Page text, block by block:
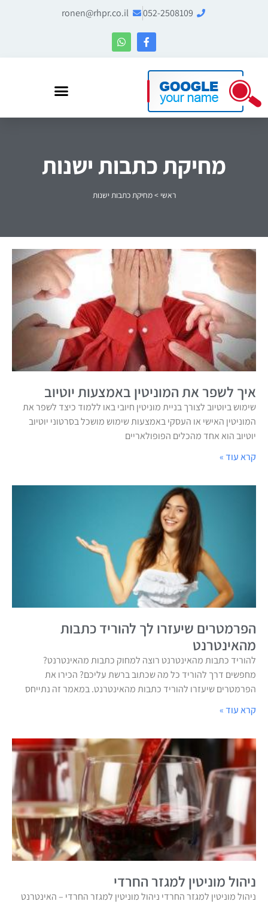
052-2508109
ronen@rhpr.co.il
מחיקת כתבות ישנות
ראשי >מחיקת כתבות ישנות
איך לשפר את המוניטין באמצעות יוטיוב
שימוש ביוטיוב לצורך בניית מוניטין חיובי באו ללמוד כיצד לשפר את
המוניטין האישי או העסקי באמצעות שימוש מושכל בסרטוני יוטיוב
יוטיוב הוא אחד מהכלים הפופולאריים
קרא עוד »
הפרמטרים שיעזרו לך להוריד כתבות
מהאינטרנט
להוריד כתבות מהאינטרנט רוצה למחוק כתבות מהאינטרנט?
מחפשים דרך להוריד כל מה שכתוב ברשת עליכם? הכירו את
הפרמטרים שיעזרו להוריד כתבות מהאינטרנט. במאמר זה נתייחס
קרא עוד »
ניהול מוניטין למגזר החרדי
ניהול מוניטין למגזר החרדי ניהול מוניטין למגזר החרדי – האינטרנט